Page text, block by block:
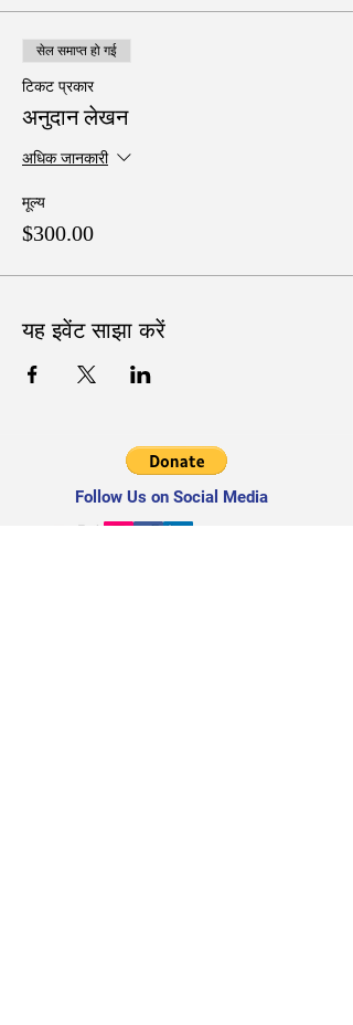
सेल समाप्त हो गई
टिकट प्रकार
अनुदान लेखन
अधिक जानकारी
मूल्य
$300.00
यह इवेंट साझा करें
Follow Us on Social Media